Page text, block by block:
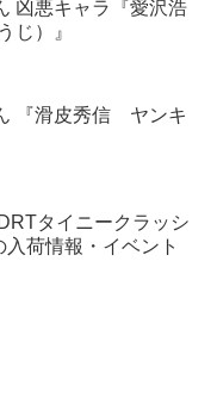
凶悪キャラ『愛沢浩
じ）』
『滑皮秀信 ヤンキ
タイニークラッシ
入荷情報・イベント